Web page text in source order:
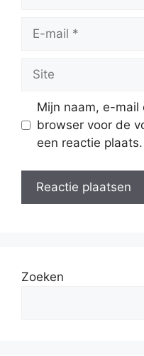
Site
Mijn naam, e-mail
browser voor de
een reactie plaats.
Zoeken